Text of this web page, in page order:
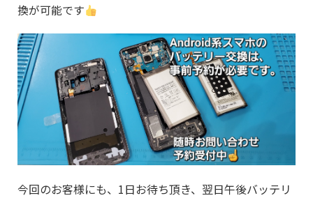
換が可能です
今回のお客様にも、1日お待ち頂き、翌日午後バッテリ